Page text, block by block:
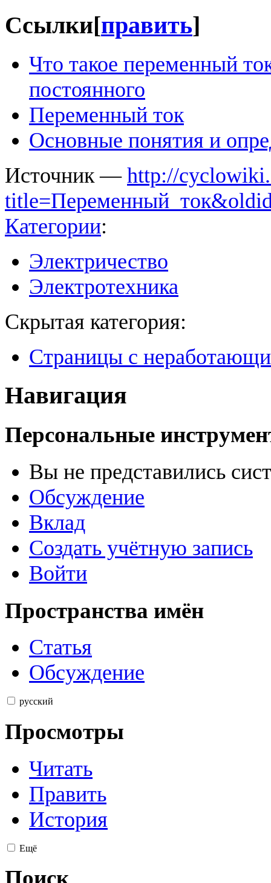
Ссылки [править]
Что такое переменный
постоянного
Переменный ток
Основные понятия и
Источник — http://
Категории:
Электричество
Электротехника
Скрытая категория:
Страницы с
Навигация
Персональные
Вы не представились
Обсуждение
Вклад
Создать учётную запись
Войти
Пространства имён
Статья
Обсуждение
русский
Просмотры
Читать
Править
История
Ещё